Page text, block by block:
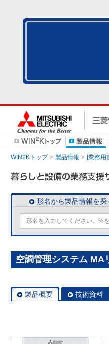
WIN2Kトップ 製品情報 [業務用
形名から製品情報を探
空調管理システム MA
製品概要 技術資料